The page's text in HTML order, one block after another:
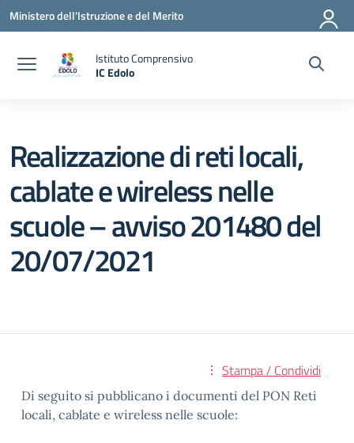
Vai ai contenuti
Vai al menu di navigazione
Vai al footer
Ministero dell'Istruzione e del Merito
Istituto Comprensivo
IC Edolo
Realizzazione di reti locali,
cablate e wireless nelle
scuole – avviso 201480 del
20/07/2021
Stampa / Condividi
Di seguito si pubblicano i documenti del PON Reti
locali, cablate e wireless nelle scuole: